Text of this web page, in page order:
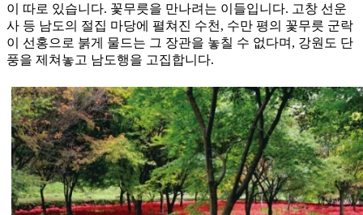
이 따로 있습니다. 꽃무릇을 만나려는 이들입니다. 고창 선운
사 등 남도의 절집 마당에 펼쳐진 수천, 수만 평의 꽃무릇 군락
이 선홍으로 붉게 물드는 그 장관을 놓칠 수 없다며, 강원도 단
풍을 제쳐놓고 남도행을 고집합니다.